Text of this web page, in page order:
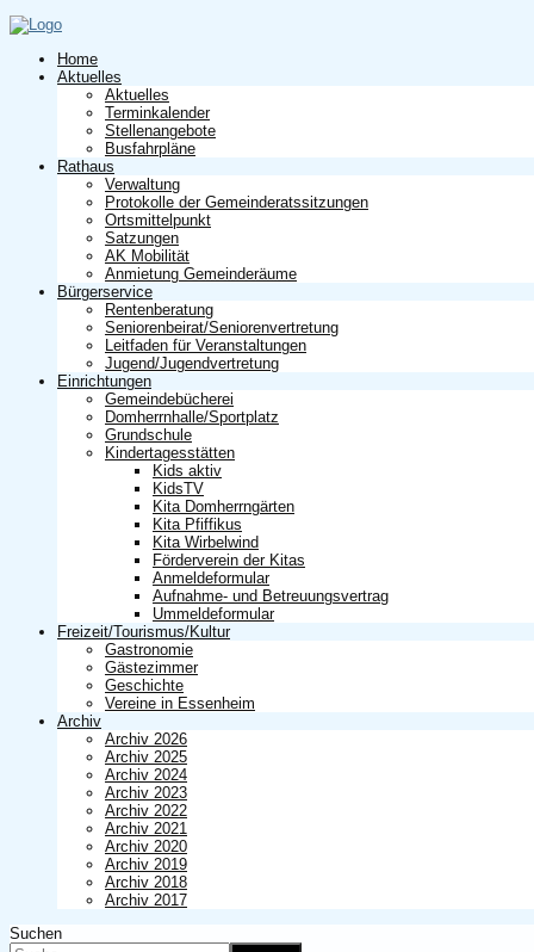
Home
Aktuelles
Aktuelles
Terminkalender
Stellenangebote
Busfahrpläne
Rathaus
Verwaltung
Protokolle der Gemeinderatssitzungen
Ortsmittelpunkt
Satzungen
AK Mobilität
Anmietung Gemeinderäume
Bürgerservice
Rentenberatung
Seniorenbeirat/Seniorenvertretung
Leitfaden für Veranstaltungen
Jugend/Jugendvertretung
Einrichtungen
Gemeindebücherei
Domherrnhalle/Sportplatz
Grundschule
Kindertagesstätten
Kids aktiv
KidsTV
Kita Domherrngärten
Kita Pfiffikus
Kita Wirbelwind
Förderverein der Kitas
Anmeldeformular
Aufnahme- und Betreuungsvertrag
Ummeldeformular
Freizeit/Tourismus/Kultur
Gastronomie
Gästezimmer
Geschichte
Vereine in Essenheim
Archiv
Archiv 2026
Archiv 2025
Archiv 2024
Archiv 2023
Archiv 2022
Archiv 2021
Archiv 2020
Archiv 2019
Archiv 2018
Archiv 2017
Suchen